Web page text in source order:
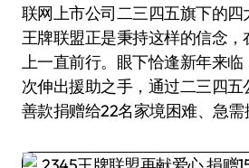
联网上市公司二三四五旗下的
王牌联盟正是秉持这样的信念
上一直前行。眼下恰逢新年来
次伸出援助之手，通过二三四五
善款捐赠给22名家境困难、急需